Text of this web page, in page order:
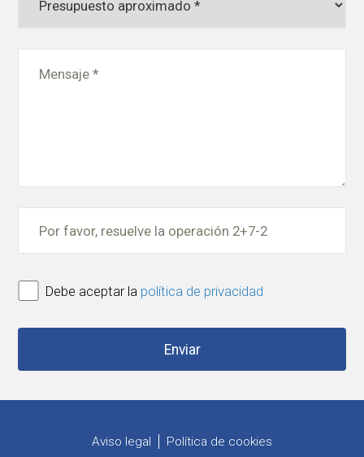
Debe aceptar la política de privacidad
Aviso legal Política de cookies